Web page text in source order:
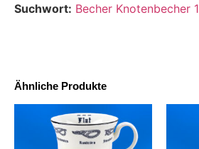
Suchwort: Becher Knotenbecher
Ähnliche Produkte